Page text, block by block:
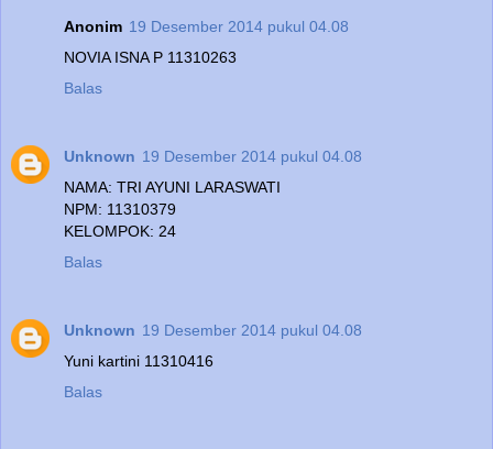
Anonim 19 Desember 2014 pukul 04.08
NOVIA ISNA P 11310263
Balas
Unknown 19 Desember 2014 pukul 04.08
NAMA: TRI AYUNI LARASWATI
NPM: 11310379
KELOMPOK: 24
Balas
Unknown 19 Desember 2014 pukul 04.08
Yuni kartini 11310416
Balas